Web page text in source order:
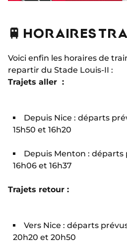
🚆 HORAIRES
Voici enfin les horaires de
repartir du Stade Louis-II :
Trajets aller :
Depuis Nice : départs
15h50 et 16h20
Depuis Menton : départs
16h06 et 16h37
Trajets retour :
Vers Nice : départs
20h20 et 20h50